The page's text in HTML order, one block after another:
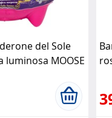
del Sole
luminosa MOOSE